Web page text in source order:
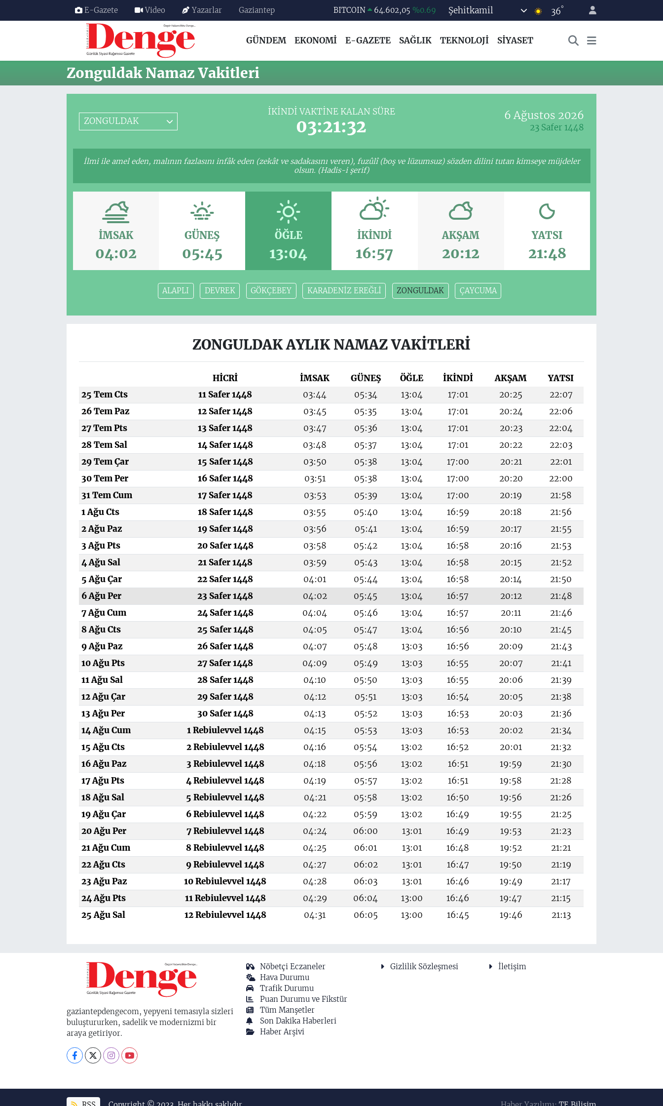
E-Gazete Video Yazarlar Gaziantep BITCOIN 64.602,05 %0.69
EURO
55,0700 %0.1
STERLİN
64,2438 %0.21
Şehitkamil 36°
GÜNDEM EKONOMİ E-GAZETE SAĞLIK TEKNOLOJİ SİYASET
Zonguldak Namaz Vakitleri
ZONGULDAK
İKINDI VAKTINE KALAN SÜRE
03:21:31
6 Ağustos 2026
23 Safer 1448
İlmi ile amel eden, malının fazlasını infâk eden (zekât ve sadakasını veren), fuzûlî (boş ve lüzumsuz) sözden dilini tutan kimseye müjdeler
olsun. (Hadis-i şerif)
İMSAK
04:02
GÜNEŞ
05:45
ÖĞLE
13:04
İKINDI
16:57
AKŞAM
20:12
YATSI
21:48
ALAPLI DEVREK GÖKÇEBEY KARADENİZ EREĞLİ ZONGULDAK ÇAYCUMA
ZONGULDAK AYLIK NAMAZ VAKITLERI
HİCRİ İMSAK GÜNEŞ ÖĞLE İKINDI AKŞAM
YATSI
25 Tem Cts
11 Safer 1448 03:44 05:34 13:04 17:01 20:25
22:07
26 Tem Paz
12 Safer 1448 03:45 05:35 13:04 17:01 20:24
22:06
27 Tem Pts
13 Safer 1448 03:47 05:36 13:04 17:01 20:23
22:04
28 Tem Sal
14 Safer 1448 03:48 05:37 13:04 17:01 20:22
22:03
29 Tem Çar
15 Safer 1448 03:50 05:38 13:04 17:00 20:21
22:01
30 Tem Per
16 Safer 1448 03:51 05:38 13:04 17:00 20:20
22:00
31 Tem Cum
17 Safer 1448 03:53 05:39 13:04 17:00 20:19
21:58
1 Ağu Cts
18 Safer 1448 03:55 05:40 13:04 16:59 20:18
21:56
2 Ağu Paz
19 Safer 1448 03:56 05:41 13:04 16:59 20:17
21:55
3 Ağu Pts
20 Safer 1448 03:58 05:42 13:04 16:58 20:16
21:53
4 Ağu Sal
21 Safer 1448 03:59 05:43 13:04 16:58 20:15
21:52
5 Ağu Çar
22 Safer 1448 04:01 05:44 13:04 16:58 20:14
21:50
6 Ağu Per
23 Safer 1448 04:02 05:45 13:04 16:57 20:12
21:48
7 Ağu Cum
24 Safer 1448 04:04 05:46 13:04 16:57 20:11
21:46
8 Ağu Cts
25 Safer 1448 04:05 05:47 13:04 16:56 20:10
21:45
9 Ağu Paz
26 Safer 1448 04:07 05:48 13:03 16:56 20:09
21:43
10 Ağu Pts
27 Safer 1448 04:09 05:49 13:03 16:55 20:07
21:41
11 Ağu Sal
28 Safer 1448 04:10 05:50 13:03 16:55 20:06
21:39
12 Ağu Çar
29 Safer 1448 04:12 05:51 13:03 16:54 20:05
21:38
13 Ağu Per
30 Safer 1448 04:13 05:52 13:03 16:53 20:03
21:36
14 Ağu Cum
1 Rebiulevvel 1448 04:15 05:53 13:03 16:53 20:02
21:34
15 Ağu Cts
2 Rebiulevvel 1448 04:16 05:54 13:02 16:52 20:01
21:32
16 Ağu Paz
3 Rebiulevvel 1448 04:18 05:56 13:02 16:51 19:59
21:30
17 Ağu Pts
4 Rebiulevvel 1448 04:19 05:57 13:02 16:51 19:58
21:28
18 Ağu Sal
5 Rebiulevvel 1448 04:21 05:58 13:02 16:50 19:56
21:26
19 Ağu Çar
6 Rebiulevvel 1448 04:22 05:59 13:02 16:49 19:55
21:25
20 Ağu Per
7 Rebiulevvel 1448 04:24 06:00 13:01 16:49 19:53
21:23
21 Ağu Cum
8 Rebiulevvel 1448 04:25 06:01 13:01 16:48 19:52
21:21
22 Ağu Cts
9 Rebiulevvel 1448 04:27 06:02 13:01 16:47 19:50
21:19
23 Ağu Paz
10 Rebiulevvel 1448 04:28 06:03 13:01 16:46 19:49
21:17
24 Ağu Pts
11 Rebiulevvel 1448 04:29 06:04 13:00 16:46 19:47
21:15
25 Ağu Sal
12 Rebiulevvel 1448 04:31 06:05 13:00 16:45 19:46 21:13
gaziantepdengecom, yepyeni temasıyla sizleri
buluştururken, sadelik ve modernizmi bir
araya getiriyor.
Nöbetçi Eczaneler
Hava Durumu
Trafik Durumu
Puan Durumu ve Fikstür
Tüm Manşetler
Son Dakika Haberleri
Haber Arşivi
Gizlilik Sözleşmesi İletişim
Nöbetçi Eczaneler
Hava Durumu
Trafik Durumu
Süper Lig Puan Durumu ve Fikstür
Son Dakika Haberleri